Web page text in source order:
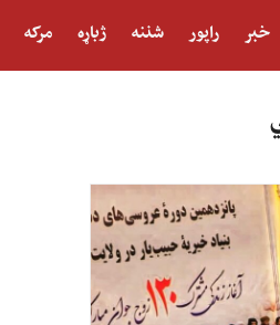
خبر راپور شننه ژباړه مرکه